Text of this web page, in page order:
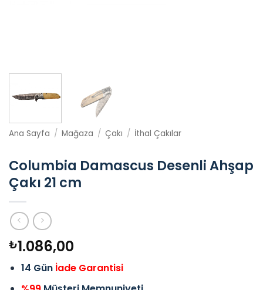
Ana Sayfa / Mağaza / Çakı / İthal Çakılar
Columbia Damascus Desenli Ahşap
Çakı 21 cm
₺1.086,00
14 Gün İade Garantisi